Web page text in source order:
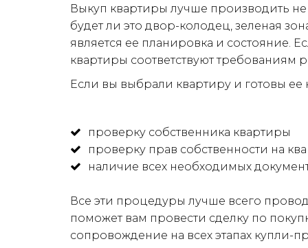
Выкуп квартиры лучше производить
будет ли это двор-колодец, зеленая
является ее планировка и состояние.
квартиры соответствуют требованиям
Если вы выбрали квартиру и готовы
проверку собственника квартиры
проверку прав собственности на
наличие всех необходимых
Все эти процедуры лучше всего
поможет вам провести сделку по
сопровождение на всех этапах купли-